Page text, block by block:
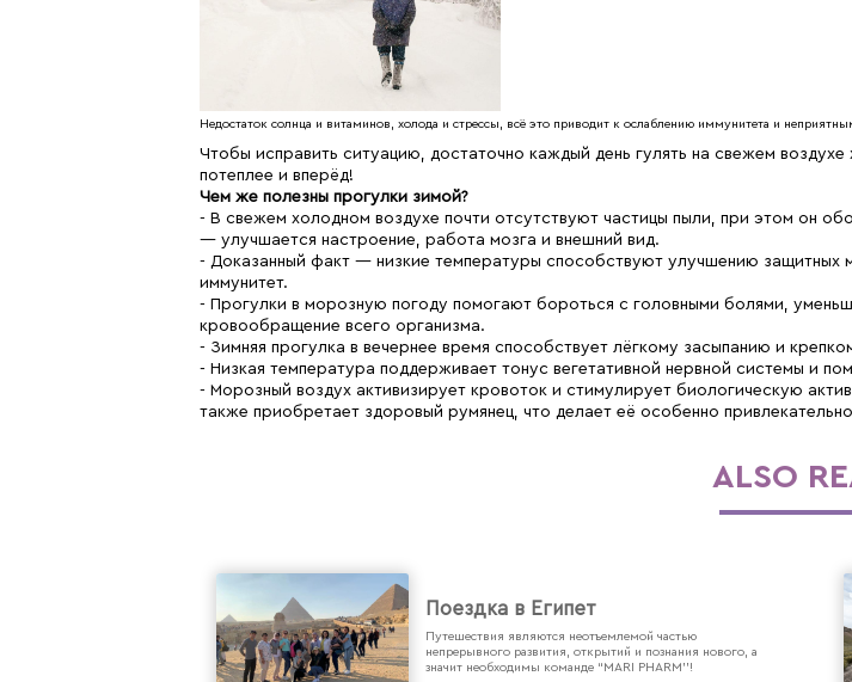
Недостаток солнца и витаминов, холода и стрессы, всё это приводит к ослаблению иммунитета и
Чтобы исправить ситуацию, достаточно каждый день гулять на свежем
потеплее и вперёд!
Чем же полезны прогулки зимой?
- В свежем холодном воздухе почти отсутствуют частицы пыли, при этом он
— улучшается настроение, работа мозга и внешний вид.
- Доказанный факт — низкие температуры способствуют улучшению защитных
иммунитет.
- Прогулки в морозную погоду помогают бороться с головными болями,
кровообращение всего организма.
- Зимняя прогулка в вечернее время способствует лёгкому засыпанию и
- Низкая температура поддерживает тонус вегетативной нервной системы и
- Морозный воздух активизирует кровоток и стимулирует биологическую
также приобретает здоровый румянец, что делает её особенно
ALSO
Поездка в Египет
Путешествия являются неотъемлемой частью
непрерывного развития, открытий и познания нового, а
значит необходимы команде “MARI PHARM’’!